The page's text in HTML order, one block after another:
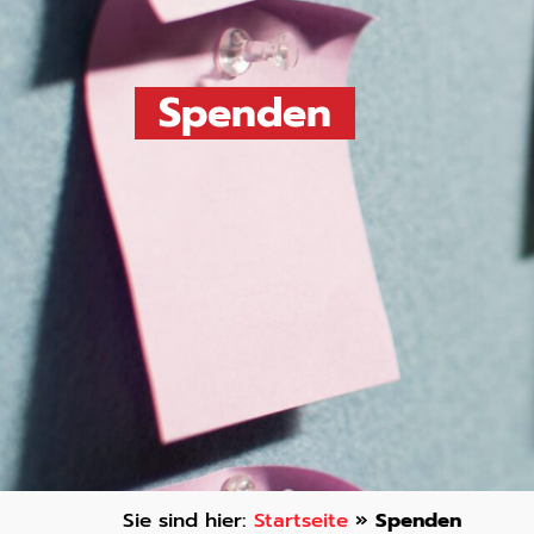
Spenden
Startseite» Spenden